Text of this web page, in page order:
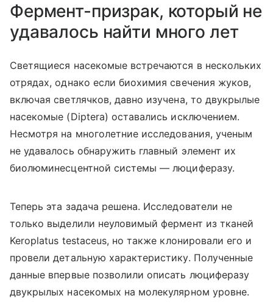
Фермент-призрак, который не
удавалось найти много лет
Светящиеся насекомые встречаются в нескольких
отрядах, однако если биохимия свечения жуков,
включая светлячков, давно изучена, то двукрылые
насекомые (Diptera) оставались исключением.
Несмотря на многолетние исследования, ученым
не удавалось обнаружить главный элемент их
биолюминесцентной системы — люциферазу.
Теперь эта задача решена. Исследователи не
только выделили неуловимый фермент из тканей
Keroplatus testaceus, но также клонировали его и
провели детальную характеристику. Полученные
данные впервые позволили описать люциферазу
двукрылых насекомых на молекулярном уровне.